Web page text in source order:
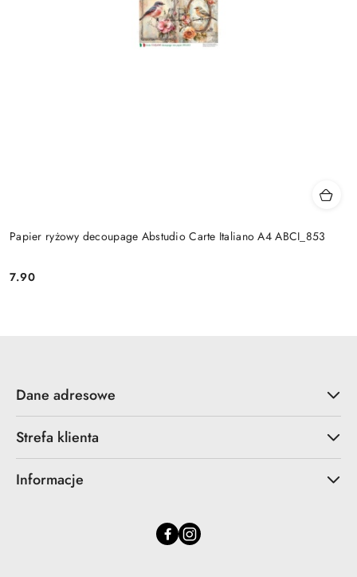
Papier ryżowy decoupage Abstudio Carte Italiano A4 ABCI_853
Cena:
7.90
Dane adresowe
Strefa klienta
Informacje